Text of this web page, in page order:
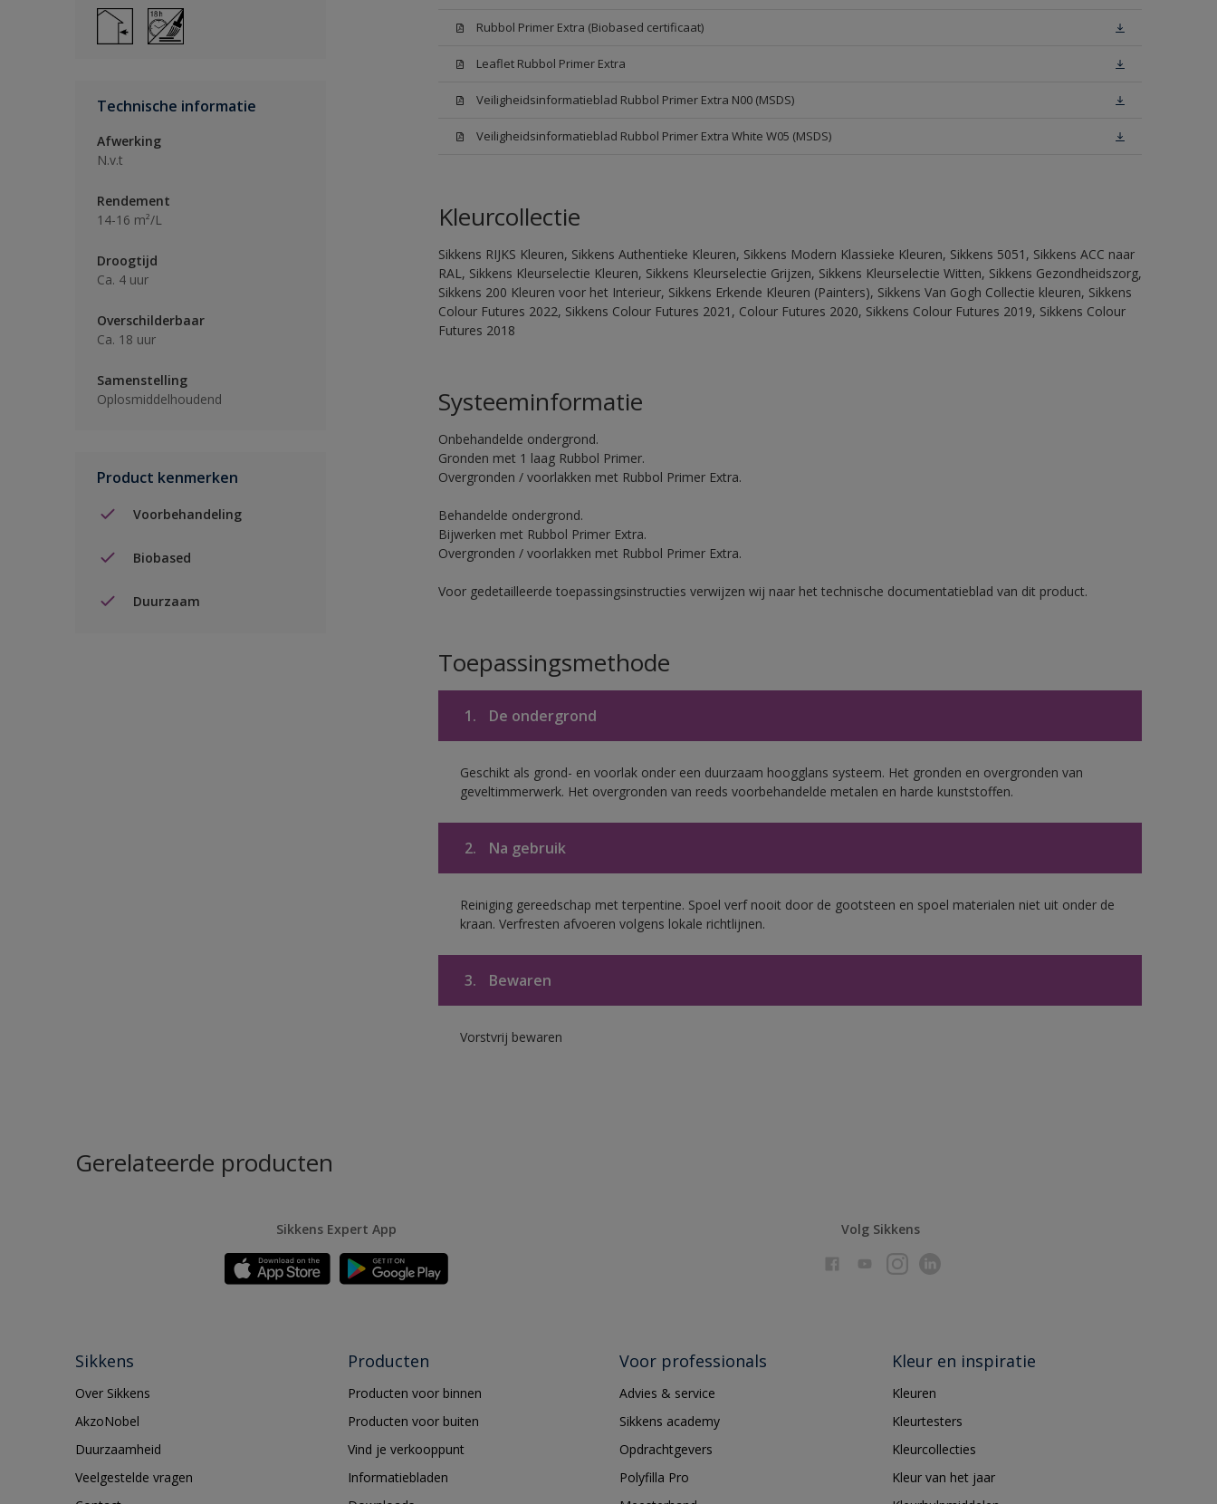
Technische informatie
Afwerking
N.v.t
Rendement
14-16 m²/L
Droogtijd
Ca. 4 uur
Overschilderbaar
Ca. 18 uur
Samenstelling
Oplosmiddelhoudend
Product kenmerken
Voorbehandeling
Biobased
Duurzaam
Rubbol Primer Extra (Biobased certificaat)
Leaflet Rubbol Primer Extra
Veiligheidsinformatieblad Rubbol Primer Extra N00 (MSDS)
Veiligheidsinformatieblad Rubbol Primer Extra White W05 (MSDS)
Kleurcollectie
Sikkens RIJKS Kleuren, Sikkens Authentieke Kleuren, Sikkens Modern Klassieke Kleuren, Sikkens 5051, Sikkens ACC naar
RAL, Sikkens Kleurselectie Kleuren, Sikkens Kleurselectie Grijzen, Sikkens Kleurselectie Witten, Sikkens Gezondheidszorg,
Sikkens 200 Kleuren voor het Interieur, Sikkens Erkende Kleuren (Painters), Sikkens Van Gogh Collectie kleuren, Sikkens
Colour Futures 2022, Sikkens Colour Futures 2021, Colour Futures 2020, Sikkens Colour Futures 2019, Sikkens Colour
Futures 2018
Systeeminformatie
Onbehandelde ondergrond.
Gronden met 1 laag Rubbol Primer.
Overgronden / voorlakken met Rubbol Primer Extra.
Behandelde ondergrond.
Bijwerken met Rubbol Primer Extra.
Overgronden / voorlakken met Rubbol Primer Extra.
Voor gedetailleerde toepassingsinstructies verwijzen wij naar het technische documentatieblad van dit product.
Toepassingsmethode
1. De ondergrond
Geschikt als grond- en voorlak onder een duurzaam hoogglans systeem. Het gronden en overgronden van
geveltimmerwerk. Het overgronden van reeds voorbehandelde metalen en harde kunststoffen.
2. Na gebruik
Reiniging gereedschap met terpentine. Spoel verf nooit door de gootsteen en spoel materialen niet uit onder de
kraan. Verfresten afvoeren volgens lokale richtlijnen.
3. Bewaren
Vorstvrij bewaren
Gerelateerde producten
Sikkens Expert App Volg Sikkens
Sikkens
Over Sikkens
AkzoNobel
Duurzaamheid
Veelgestelde vragen
Producten
Producten voor binnen
Producten voor buiten
Vind je verkooppunt
Informatiebladen
Voor professionals
Advies & service
Sikkens academy
Opdrachtgevers
Polyfilla Pro
Kleur en inspiratie
Kleuren
Kleurtesters
Kleurcollecties
Kleur van het jaar